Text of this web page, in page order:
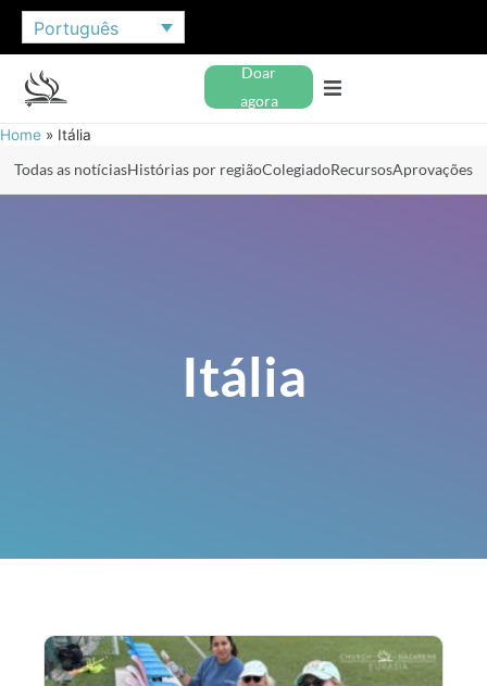
Português
Doar
agora
Home » Itália
Todas as notíciasHistórias por regiãoColegiadoRecursosAprovações
Itália